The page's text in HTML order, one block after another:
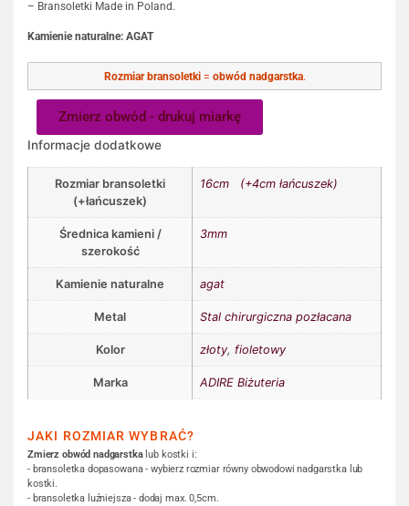
– Bransoletki Made in Poland.
Kamienie naturalne: AGAT
Rozmiar bransoletki= obwód nadgarstka.
Zmierz obwód - drukuj miarkę
Informacje dodatkowe
Rozmiar bransoletki
(+łańcuszek)
16cm (+4cm łańcuszek)
Średnica kamieni /
szerokość
3mm
Kamienie naturalne agat
Metal Stal chirurgiczna pozłacana
Kolor złoty, fioletowy
Marka ADIRE Biżuteria
JAKI ROZMIAR WYBRAĆ?
Zmierz obwód nadgarstkalub kostki i:
- bransoletka dopasowana - wybierz rozmiar równy obwodowi nadgarstka lub
kostki.
- bransoletka luźniejsza - dodaj max. 0,5cm.